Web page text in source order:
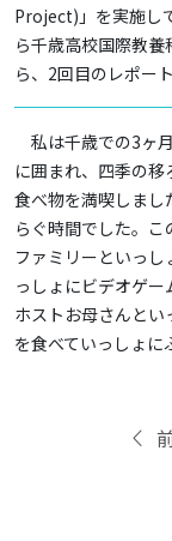
Project)」を実施し
ら千歳高校国際教
ら、2回目のレポー
私は千歳での3ヶ
に囲まれ、四季の
食べ物を満喫しまし
らぐ時間でした。
ファミリーといっ
っしょにビデオゲ
ホストお母さんとい
を食べていっしょに